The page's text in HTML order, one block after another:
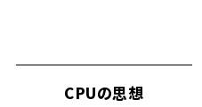
CPUの思想